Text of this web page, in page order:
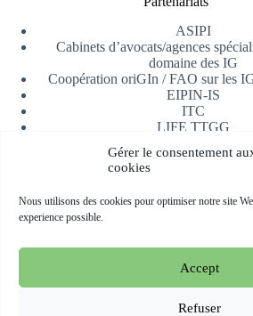
Gérer le consentement
cookies
Nous utilisons des cookies pour optimiser notre site
experience possible.
Accept
Refuser
ASIPI
Cabinets d’avocats/agences
domaine des IG
Coopération oriGIn / FAO sur les
EIPIN-IS
ITC
LIFE TTGG
AfrIPI
Recevoir notre newsletter
S'inscrire
Copyright © 2026 oriGIn | Organization for
Geographical Indications Network -Site